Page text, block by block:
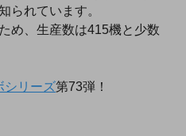
られています。
め、生産数は415機と少数
シリーズ第73弾！